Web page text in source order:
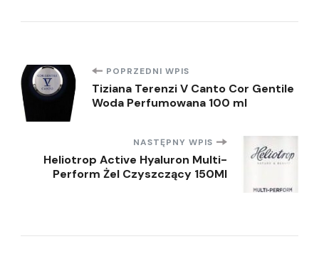
Nawigacja
wpisu
POPRZEDNI WPIS
Tiziana Terenzi V Canto Cor Gentile
Woda Perfumowana 100 ml
NASTĘPNY WPIS
Heliotrop Active Hyaluron Multi-
Perform Żel Czyszczący 150Ml